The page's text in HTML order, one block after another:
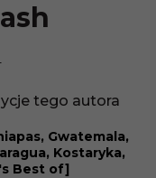
tego autora
Gwatemala,
Kostaryka,
Best of]